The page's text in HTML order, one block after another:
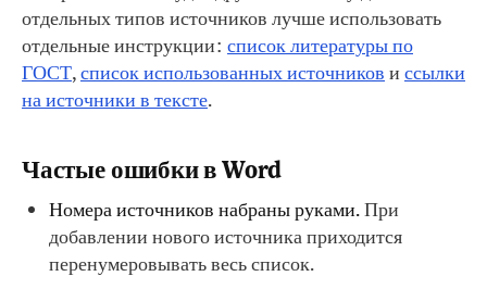
отдельных типов источников лучше использовать
отдельные инструкции: список литературы по
ГОСТ,список использованных источников и ссылки
на источники в тексте.
Частые ошибки в Word
Номера источников набраны руками.При
добавлении нового источника приходится
перенумеровывать весь список.